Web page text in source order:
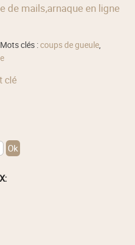
de mails,arnaque en ligne
clés :coups de gueule,
clé